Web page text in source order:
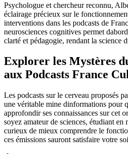
Psychologue et chercheur reconnu,
éclairage précieux sur le
interventions dans les podcasts de
neurosciences cognitives permet
clarté et pédagogie, rendant la science
Explorer les Mystères
aux Podcasts France
Les podcasts sur le cerveau proposés
une véritable mine dinformations pour
approfondir ses connaissances sur cet
soyez amateur de sciences, étudiant en
curieux de mieux comprendre le
ces émissions sauront satisfaire votre